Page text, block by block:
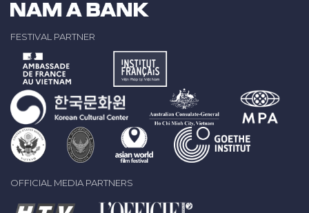
FESTIVAL PARTNER
OFFICIAL MEDIA PARTNERS